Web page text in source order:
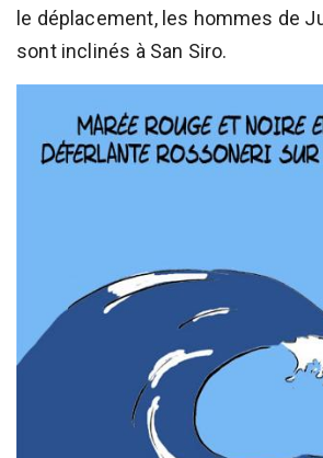
le déplacement, les hommes de
sont inclinés à San Siro.